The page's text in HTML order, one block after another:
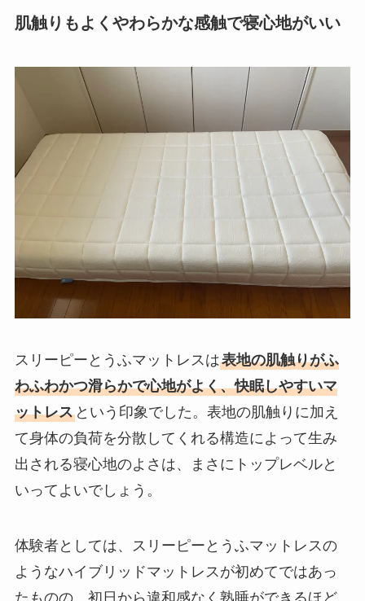
肌触りもよくやわらかな感触で寝心地がいい
スリーピーとうふマットレスは表地の肌触りがふ
わふわかつ滑らかで心地がよく、快眠しやすいマ
ットレスという印象でした。表地の肌触りに加え
て身体の負荷を分散してくれる構造によって生み
出される寝心地のよさは、まさにトップレベルと
いってよいでしょう。
体験者としては、スリーピーとうふマットレスの
ようなハイブリッドマットレスが初めてではあっ